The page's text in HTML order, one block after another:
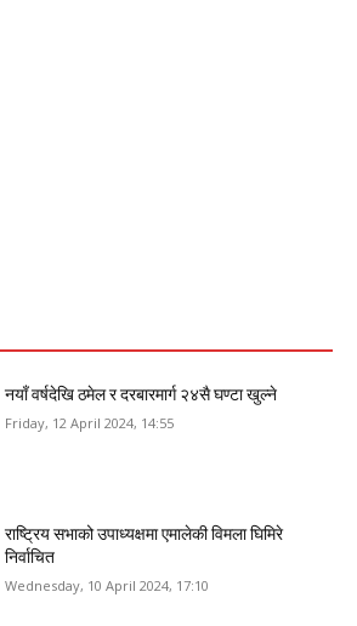
नयाँ वर्षदेखि ठमेल र दरबारमार्ग २४सै घण्टा खुल्ने
Friday, 12 April 2024, 14:55
राष्ट्रिय सभाको उपाध्यक्षमा एमालेकी विमला घिमिरे
निर्वाचित
Wednesday, 10 April 2024, 17:10